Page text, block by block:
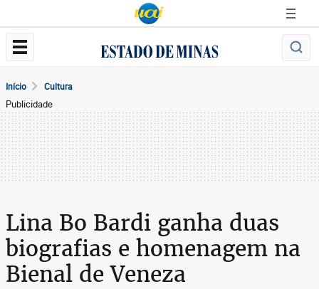
Início Cultura
Publicidade
Lina Bo Bardi ganha duas
biografias e homenagem na
Bienal de Veneza